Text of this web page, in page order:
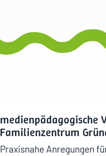
medienpädagogische
Familienzentrum
Praxisnahe Anregungen